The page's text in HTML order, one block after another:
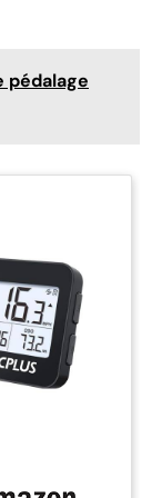
personne la
pédalage